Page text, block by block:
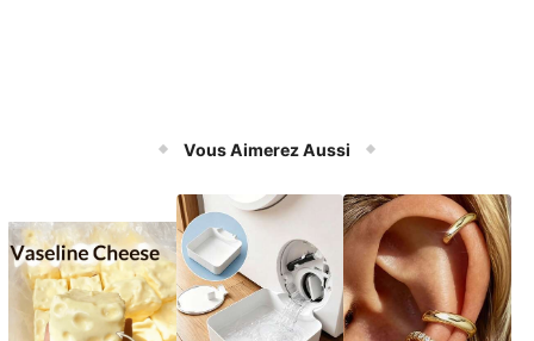
Vous Aimerez Aussi